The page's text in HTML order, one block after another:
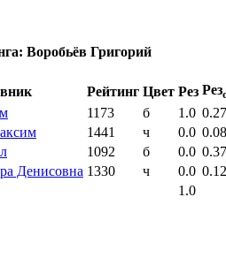
Воробьёв Григорий
Рейтинг Цвет Рез Рез
1173 б 1.0 0.27
1441 ч 0.0 0.08
1092 б 0.0 0.37
Денисовна 1330 ч 0.0 0.12
1.0